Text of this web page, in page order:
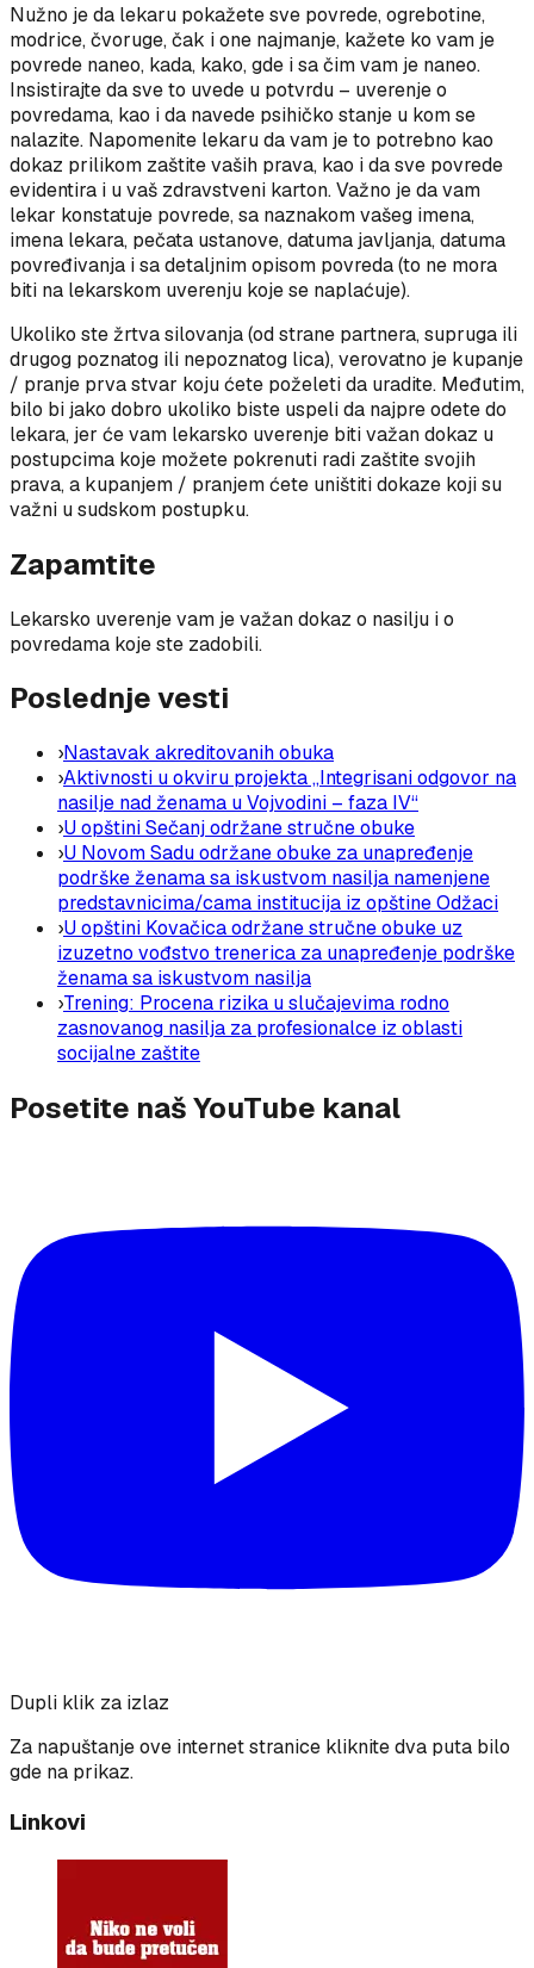
Nužno je da lekaru pokažete sve povrede, ogrebotine,
modrice, čvoruge, čak i one najmanje, kažete ko vam je
povrede naneo, kada, kako, gde i sa čim vam je naneo.
Insistirajte da sve to uvede u potvrdu – uverenje o
povredama, kao i da navede psihičko stanje u kom se
nalazite. Napomenite lekaru da vam je to potrebno kao
dokaz prilikom zaštite vaših prava, kao i da sve povrede
evidentira i u vaš zdravstveni karton. Važno je da vam
lekar konstatuje povrede, sa naznakom vašeg imena,
imena lekara, pečata ustanove, datuma javljanja, datuma
povređivanja i sa detaljnim opisom povreda (to ne mora
biti na lekarskom uverenju koje se naplaćuje).
Ukoliko ste žrtva silovanja (od strane partnera, supruga ili
drugog poznatog ili nepoznatog lica), verovatno je kupanje
/ pranje prva stvar koju ćete poželeti da uradite. Međutim,
bilo bi jako dobro ukoliko biste uspeli da najpre odete do
lekara, jer će vam lekarsko uverenje biti važan dokaz u
postupcima koje možete pokrenuti radi zaštite svojih
prava, a kupanjem / pranjem ćete uništiti dokaze koji su
važni u sudskom postupku.
Zapamtite
Lekarsko uverenje vam je važan dokaz o nasilju i o
povredama koje ste zadobili.
Poslednje vesti
›Nastavak akreditovanih obuka
›Aktivnosti u okviru projekta „Integrisani odgovor na
nasilje nad ženama u Vojvodini – faza IV“
›U opštini Sečanj održane stručne obuke
›U Novom Sadu održane obuke za unapređenje
podrške ženama sa iskustvom nasilja namenjene
predstavnicima/cama institucija iz opštine Odžaci
›U opštini Kovačica održane stručne obuke uz
izuzetno vođstvo trenerica za unapređenje podrške
ženama sa iskustvom nasilja
›Trening: Procena rizika u slučajevima rodno
zasnovanog nasilja za profesionalce iz oblasti
socijalne zaštite
Posetite naš YouTube kanal
Dupli klik za izlaz
Za napuštanje ove internet stranice kliknite dva puta bilo
gde na prikaz.
Linkovi